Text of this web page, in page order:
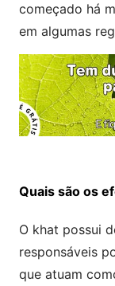
começado há
em algumas
Quais são os
O khat possui
responsáveis
que atuam